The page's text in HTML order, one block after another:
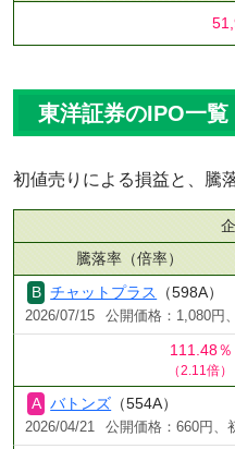
東洋証券のIPO一覧
初値売りによる損益と、騰
騰落率（倍率）
チャットプラス
（598A）
2026/07/15 公開価格：1,080円
111.48％
（2.11倍）
バトンズ （554A）
2026/04/21 公開価格：660円、